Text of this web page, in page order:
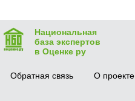
Национальная
база экспертов
в Оценке ру
Обратная связь О проекте